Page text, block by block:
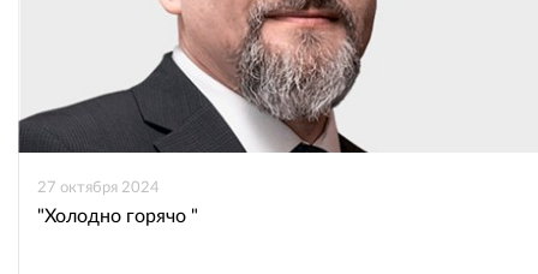
27 октября 2024
"Холодно горячо "